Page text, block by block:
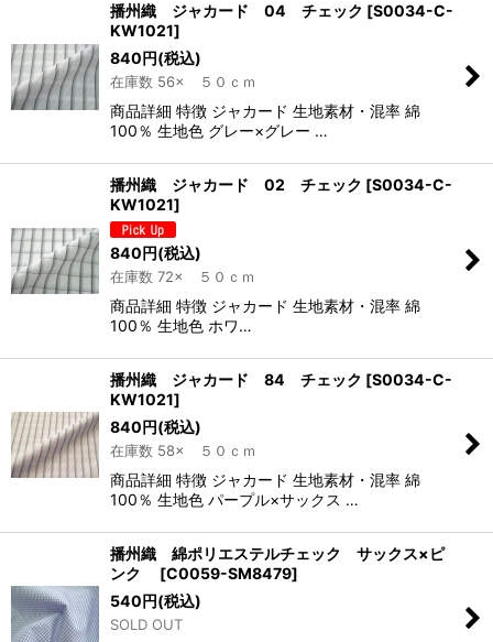
播州織 ジャカード 04 チェック [S0034-C-
KW1021]
840円(税込)
在庫数 56× ５０ｃｍ
商品詳細 特徴 ジャカード 生地素材・混率 綿
100％ 生地色 グレー×グレー …
播州織 ジャカード 02 チェック [S0034-C-
KW1021]
840円(税込)
在庫数 72× ５０ｃｍ
商品詳細 特徴 ジャカード 生地素材・混率 綿
100％ 生地色 ホワ…
播州織 ジャカード 84 チェック [S0034-C-
KW1021]
840円(税込)
在庫数 58× ５０ｃｍ
商品詳細 特徴 ジャカード 生地素材・混率 綿
100％ 生地色 パープル×サックス …
播州織 綿ポリエステルチェック サックス×ピ
ンク
[C0059-SM8479]
540円(税込)
SOLD OUT